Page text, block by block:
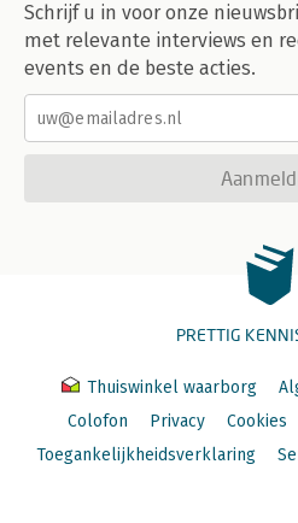
Schrijf u in voor onze
met relevante interviews en
events en de beste acties.
PRETTIG
Thuiswinkel waarborg
Colofon
Privacy Cookies
Toegankelijkheidsverklaring